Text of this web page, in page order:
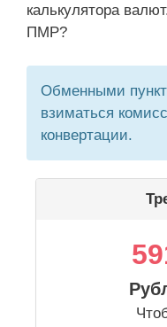
калькулятора
ПМР?
Обменными
взиматься
конвертации.